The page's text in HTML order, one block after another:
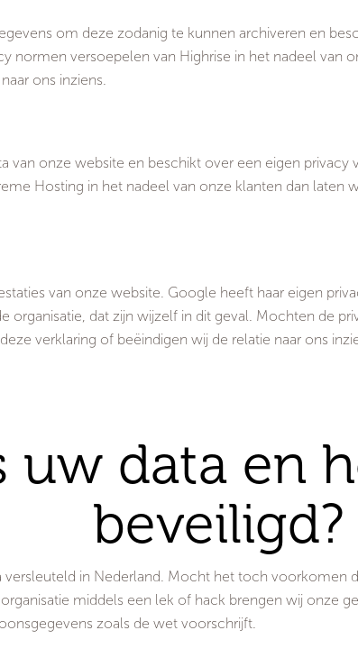
om deze zodanig te kunnen archiveren en
normen versoepelen van Highrise in het nadeel van
ons inziens.
van onze website en beschikt over een eigen
Hosting in het nadeel van onze klanten dan laten
van onze website. Google heeft haar eigen
organisatie, dat zijn wijzelf in dit geval. Mochten de
verklaring of beëindigen wij de relatie naar ons
uw data en
beveiligd?
versleuteld in Nederland. Mocht het toch voorkomen
middels een lek of hack brengen wij onze
zoals de wet voorschrijft.